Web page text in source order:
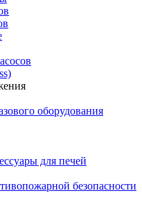
оборудования
для печей
безопасности